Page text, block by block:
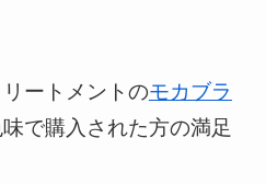
ートメントのモカブラ
で購入された方の満足